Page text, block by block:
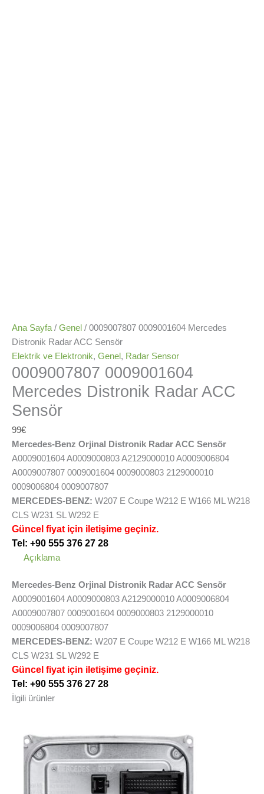
Ana Sayfa / Genel / 0009007807 0009001604 Mercedes
Distronik Radar ACC Sensör
Elektrik ve Elektronik, Genel , Radar Sensor
0009007807 0009001604
Mercedes Distronik Radar ACC
Sensör
99€
Mercedes-Benz Orjinal Distronik Radar ACC Sensör
A0009001604 A0009000803 A2129000010 A0009006804
A0009007807 0009001604 0009000803 2129000010
0009006804 0009007807
MERCEDES-BENZ: W207 E Coupe W212 E W166 ML W218
CLS W231 SL W292 E
Güncel fiyat için iletişime geçiniz.
Tel: +90 555 376 27 28
Açıklama
Mercedes-Benz Orjinal Distronik Radar ACC Sensör
A0009001604 A0009000803 A2129000010 A0009006804
A0009007807 0009001604 0009000803 2129000010
0009006804 0009007807
MERCEDES-BENZ: W207 E Coupe W212 E W166 ML W218
CLS W231 SL W292 E
Güncel fiyat için iletişime geçiniz.
Tel: +90 555 376 27 28
İlgili ürünler